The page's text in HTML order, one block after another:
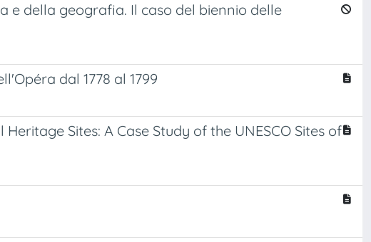
e della geografia. Il caso del biennio delle
dal 1778 al 1799
Sites: A Case Study of the UNESCO Sites of